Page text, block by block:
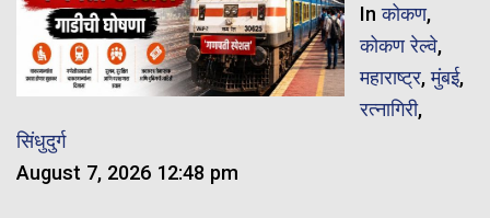
Inकोकण,
कोकण रेल्वे,
महाराष्ट्र,मुंबई,
रत्नागिरी,
सिंधुदुर्ग
August 7, 2026 12:48 pm